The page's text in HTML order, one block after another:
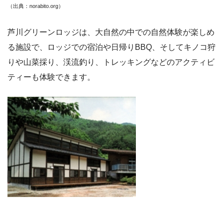
（出典：norabito.org）
芦川グリーンロッジは、大自然の中での自然体験が楽しめ
る施設で、ロッジでの宿泊や日帰りBBQ、そしてキノコ狩
りや山菜採り、渓流釣り、トレッキングなどのアクティビ
ティーも体験できます。